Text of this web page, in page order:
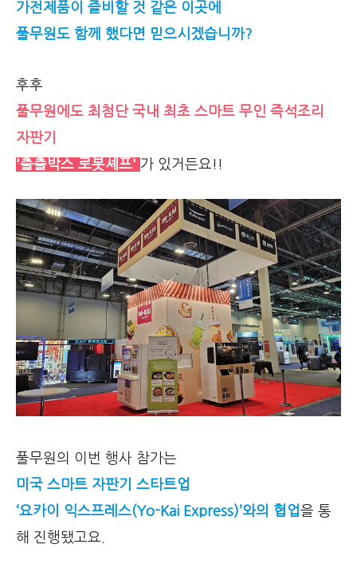
가전제품이 즐비할 것 같은 이곳에
풀무원도 함께 했다면 믿으시겠습니까?
후후
풀무원에도 최첨단 국내 최초 스마트 무인 즉석조리
자판기
'출출박스 로봇셰프' 가 있거든요!!
풀무원의 이번 행사 참가는
미국 스마트 자판기 스타트업
‘요카이 익스프레스(Yo-Kai Express)’와의 협업을 통
해 진행됐고요.